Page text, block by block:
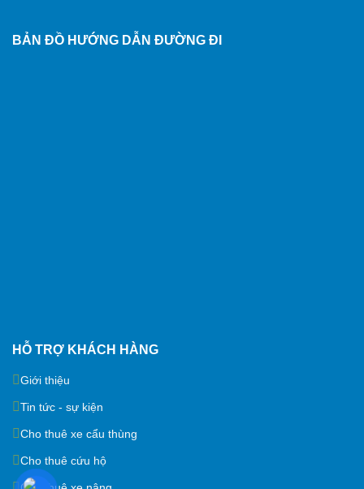
HỖ TRỢ KHÁCH HÀNG
Giới thiệu
Tin tức - sự kiện
Cho thuê xe cẩu thùng
Cho thuê cứu hộ
BẢN ĐỒ HƯỚNG DẪN ĐƯỜNG ĐI